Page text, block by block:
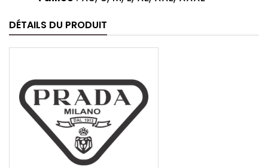
DÉTAILS DU PRODUIT